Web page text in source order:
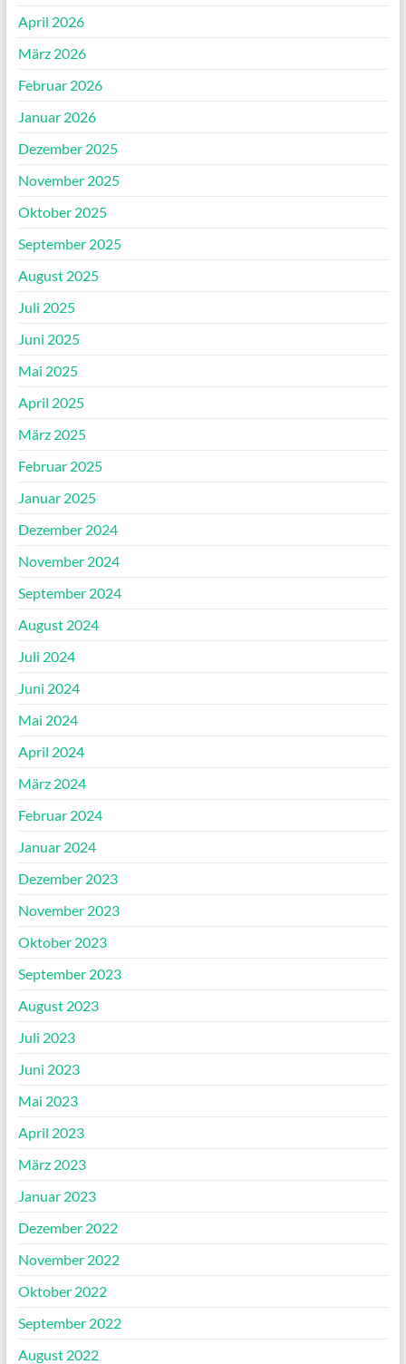
April 2026
März 2026
Februar 2026
Januar 2026
Dezember 2025
November 2025
Oktober 2025
September 2025
August 2025
Juli 2025
Juni 2025
Mai 2025
April 2025
März 2025
Februar 2025
Januar 2025
Dezember 2024
November 2024
September 2024
August 2024
Juli 2024
Juni 2024
Mai 2024
April 2024
März 2024
Februar 2024
Januar 2024
Dezember 2023
November 2023
Oktober 2023
September 2023
August 2023
Juli 2023
Juni 2023
Mai 2023
April 2023
März 2023
Januar 2023
Dezember 2022
November 2022
Oktober 2022
September 2022
August 2022